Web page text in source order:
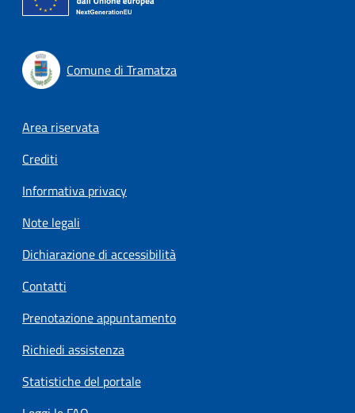
Comune di Tramatza
Footer menu
Area riservata
Crediti
Informativa privacy
Note legali
Dichiarazione di accessibilità
Contatti
Prenotazione appuntamento
Richiedi assistenza
Statistiche del portale